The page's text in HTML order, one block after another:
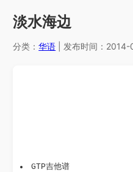
淡水海边
分类：华语 | 发布时间：
GTP吉他谱